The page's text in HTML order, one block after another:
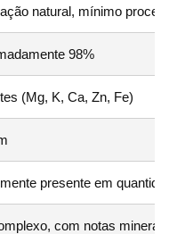
natural, mínimo
98%
(Mg, K, Ca, Zn, Fe)
presente em
com notas minerais